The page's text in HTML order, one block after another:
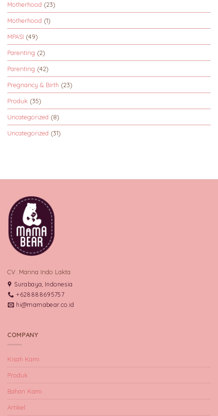
Motherhood (23)
Motherhood (1)
MPASI (49)
Parenting (2)
Parenting (42)
Pregnancy & Birth (23)
Produk (35)
Uncategorized (8)
Uncategorized (31)
CV. Manna Indo Lakta
Surabaya, Indonesia
+628888695757
hi@mamabear.co.id
COMPANY
Kisah Kami
Produk
Bahan Kami
Artikel